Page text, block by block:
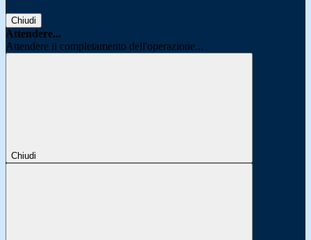
Chiudi
Attendere...
Attendere il completamento dell'operazione...
Chiudi